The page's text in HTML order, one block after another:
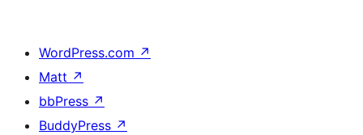
WordPress.com ↗
Matt ↗
bbPress ↗
BuddyPress ↗